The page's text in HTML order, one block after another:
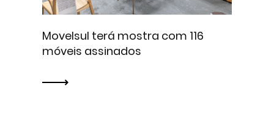
Movelsul terá mostra com 116
móveis assinados